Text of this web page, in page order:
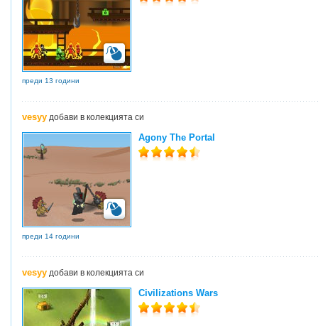
преди 13 години
vesyy добави в колекцията си
Agony The Portal
преди 14 години
vesyy добави в колекцията си
Civilizations Wars